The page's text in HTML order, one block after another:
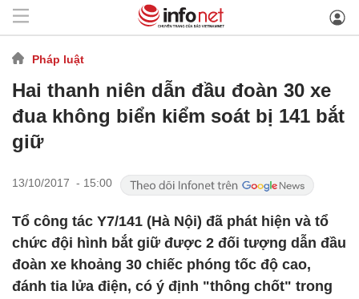
Pháp luật
Hai thanh niên dẫn đầu đoàn 30 xe
đua không biển kiểm soát bị 141 bắt
giữ
13/10/2017 - 15:00
Tổ công tác Y7/141 (Hà Nội) đã phát hiện và tổ
chức đội hình bắt giữ được 2 đối tượng dẫn đầu
đoàn xe khoảng 30 chiếc phóng tốc độ cao,
đánh tia lửa điện, có ý định "thông chốt" trong